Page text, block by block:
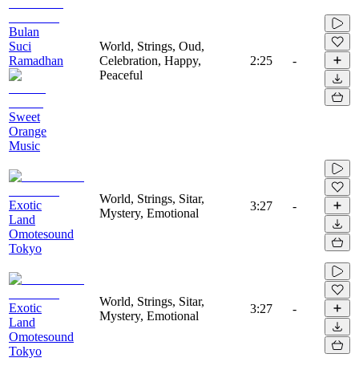
Bulan
Suci
Ramadhan
Sweet
Orange
Music
World, Strings, Oud,
Celebration, Happy,
Peaceful
2:25 -
Exotic
Land
Omotesound
Tokyo
World, Strings, Sitar,
Mystery, Emotional
3:27 -
Exotic
Land
Omotesound
Tokyo
World, Strings, Sitar,
Mystery, Emotional
3:27 -